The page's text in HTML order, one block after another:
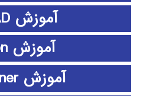
آموزش PSCAD
آموزش python
آموزش rapidminer